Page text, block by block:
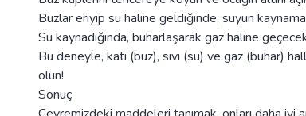
Buzlar eriyip su haline geldiğinde, suyun
Su kaynadığında, buharlaşarak gaz haline
Bu deneyle, katı (buz), sıvı (su) ve gaz (buhar)
olun!
Sonuç